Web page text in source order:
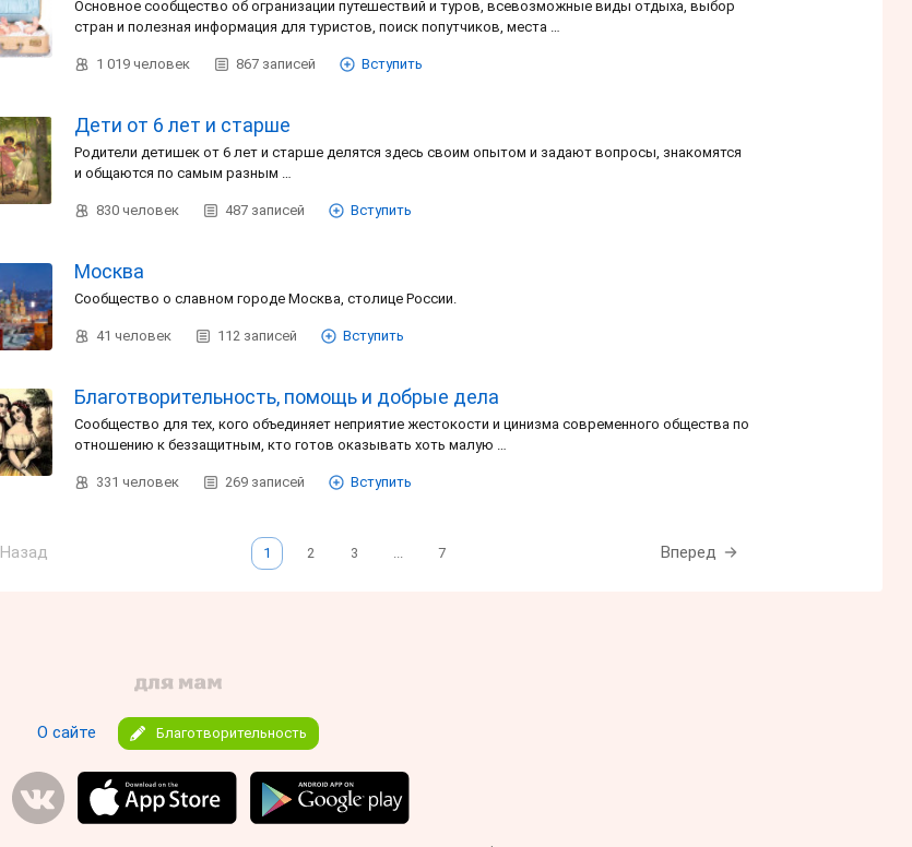
Основное сообщество об огранизации путешествий и туров, всевозможные виды отдыха, выбор
стран и полезная информация для туристов, поиск попутчиков, места …
1 019 человек 867 записей Вступить
Дети от 6 лет и старше
Родители детишек от 6 лет и старше делятся здесь своим опытом и задают вопросы, знакомятся
и общаются по самым разным …
830 человек 487 записей Вступить
Москва
Сообщество о славном городе Москва, столице России.
41 человек 112 записей Вступить
Благотворительность, помощь и добрые дела
Сообщество для тех, кого объединяет неприятие жестокости и цинизма современного общества по
отношению к беззащитным, кто готов оказывать хоть малую …
331 человек 269 записей Вступить
Назад Вперед
1 2 3 ... 7
О сайте Благотворительность